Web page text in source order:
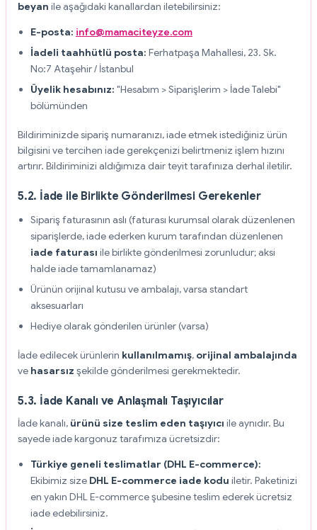
beyan ile aşağıdaki kanallardan iletebilirsiniz:
E-posta: info@mamaciteyze.com
İadeli taahhütlü posta: Ferhatpaşa Mahallesi, 23. Sk.
No:7 Ataşehir / İstanbul
Üyelik hesabınız: "Hesabım > Siparişlerim > İade Talebi"
bölümünden
Bildiriminizde sipariş numaranızı, iade etmek istediğiniz ürün
bilgisini ve tercihen iade gerekçenizi belirtmeniz işlem hızını
artırır. Bildiriminizi aldığımıza dair teyit tarafınıza derhal iletilir.
5.2. İade ile Birlikte Gönderilmesi Gerekenler
Sipariş faturasının aslı (faturası kurumsal olarak düzenlenen
siparişlerde, iade ederken kurum tarafından düzenlenen
iade faturası ile birlikte gönderilmesi zorunludur; aksi
halde iade tamamlanamaz)
Ürünün orijinal kutusu ve ambalajı, varsa standart
aksesuarları
Hediye olarak gönderilen ürünler (varsa)
İade edilecek ürünlerin kullanılmamış, orijinal ambalajında
ve hasarsız şekilde gönderilmesi gerekmektedir.
5.3. İade Kanalı ve Anlaşmalı Taşıyıcılar
İade kanalı, ürünü size teslim eden taşıyıcı ile aynıdır. Bu
sayede iade kargonuz tarafımıza ücretsizdir:
Türkiye geneli teslimatlar (DHL E-commerce):
Ekibimiz size DHL E-commerce iade kodu iletir. Paketinizi
en yakın DHL E-commerce şubesine teslim ederek ücretsiz
iade edebilirsiniz.